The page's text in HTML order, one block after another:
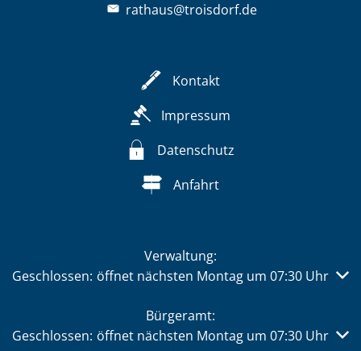
rathaus@troisdorf.de
Kontakt
Impressum
Datenschutz
Anfahrt
Verwaltung:
Klicken, um weitere Öffnungs- oder Schließzeiten
Geschlossen: öffnet nächsten Montag um 07:30 Uhr
Bürgeramt:
Klicken, um weitere Öffnungs- oder Schließzeiten
Geschlossen: öffnet nächsten Montag um 07:30 Uhr